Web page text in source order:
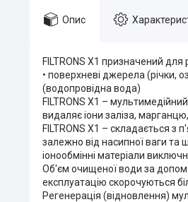
Опис
FILTRONS X1 призначений
• поверхневі джерела (річки,
(водопровідна вода)
FILTRONS X1 –
видаляє іони заліза,
FILTRONS X1 – складається з
залежно від насипної ваги та
іонообмінні матеріали
Об'єм очищеної води за
експлуатацію скорочуються
Регенерація (відновлення)